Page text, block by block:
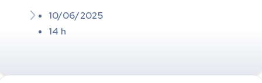
10/06/2025
14 h